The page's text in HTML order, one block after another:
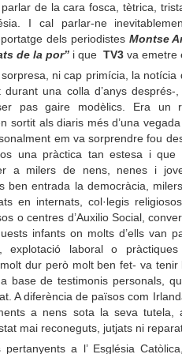
de la cara fosca, tètrica,
I cal parlar-ne
dels periodistes Montse
de la por” i que TV3 va emetre
ni cap primícia, la notícia
una colla d’anys després-
pas gaire modèlics. Era un
sortit als diaris més d’una
em va sorprendre fou
una pràctica tan estesa i que
a milers de nens, nenes i
ben entrada la democràcia,
en internats, col·legis
o centres d’Auxilio Social,
infants on molts d’ells van
explotació laboral o pràctiques
dur però molt ben fet- va tenir
base de testimonis personals,
A diferència de països com
a nens sota la seva tutela,
mai reconeguts, jutjats ni
pertanyents a l’ Església